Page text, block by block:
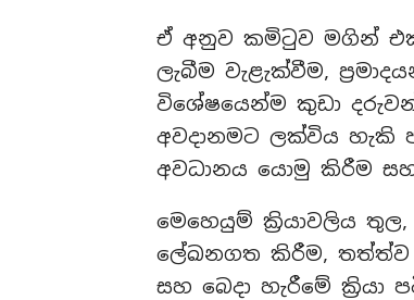
ඒ අනුව කමිටුව මගින්
ලැබීම වැළැක්වීම,
විශේෂයෙන්ම කුඩා
අවදානමට ලක්විය හැකි
අවධානය යොමු කිරීම
මෙහෙයුම් ක්‍රියාවලිය
ලේඛනගත කිරීම, තත්ත්ව
සහ බෙදා හැරීමේ